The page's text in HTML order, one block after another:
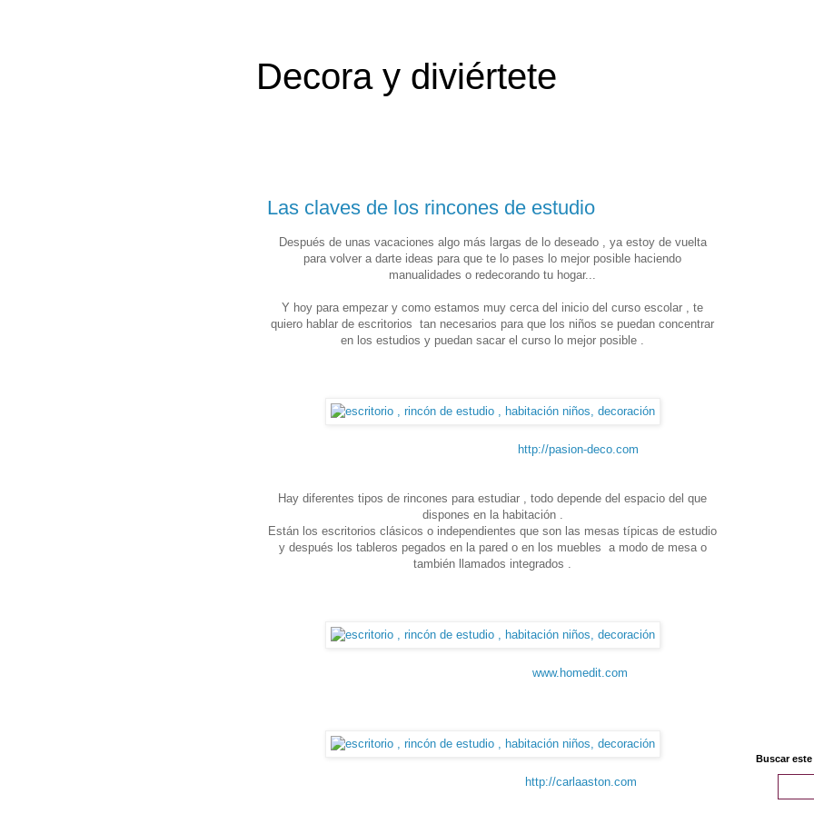
Decora y diviértete
Las claves de los rincones de estudio
Después de unas vacaciones algo más largas de lo deseado , ya estoy de vuelta
para volver a darte ideas para que te lo pases lo mejor posible haciendo
manualidades o redecorando tu hogar...
Y hoy para empezar y como estamos muy cerca del inicio del curso escolar , te
quiero hablar de escritorios tan necesarios para que los niños se puedan concentrar
en los estudios y puedan sacar el curso lo mejor posible .
http://pasion-deco.com
Hay diferentes tipos de rincones para estudiar , todo depende del espacio del que
dispones en la habitación .
Están los escritorios clásicos o independientes que son las mesas típicas de estudio
y después los tableros pegados en la pared o en los muebles a modo de mesa o
también llamados integrados .
www.homedit.com
http://carlaaston.com
Buscar